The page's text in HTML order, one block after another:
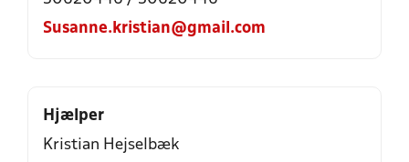
Susanne.kristian@gmail.com
Hjælper
Kristian Hejselbæk